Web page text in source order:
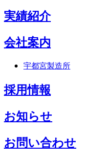
実績紹介
会社案内
宇都宮製造所
採用情報
お知らせ
お問い合わせ